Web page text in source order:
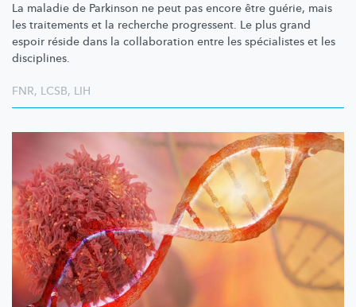
La maladie de Parkinson ne peut pas encore être guérie, mais
les traitements et la recherche progressent. Le plus grand
espoir réside dans la collaboration entre les spécialistes et les
disciplines.
FNR, LCSB, LIH